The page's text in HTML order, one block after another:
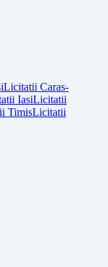
Licitatii Caras-
IasiLicitatii
TimisLicitatii